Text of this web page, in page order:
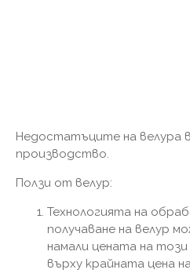
Недостатъците на велура
производство.
Ползи от велур:
Технологията на
получаване на велур
намали цената на
върху крайната цена